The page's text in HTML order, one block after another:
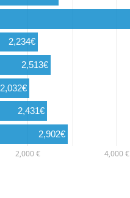
2,000 € 4,000 €
2,234€
2,513€
2,032€
2,431€
2,902€